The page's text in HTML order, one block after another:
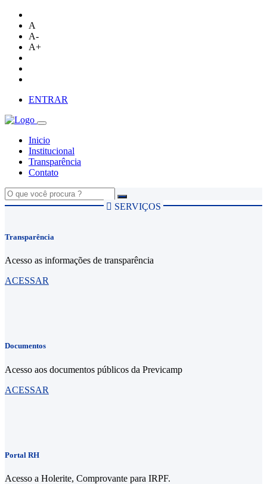
A
A-
A+
ENTRAR
Inicio
Institucional
Transparência
Contato
Transparência
Acesso as informações de transparência
ACESSAR
Documentos
Acesso aos documentos públicos da Previcamp
ACESSAR
Portal RH
Acesso a Holerite, Comprovante para IRPF.